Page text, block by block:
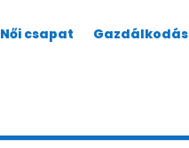
Női csapat Gazdálkodás